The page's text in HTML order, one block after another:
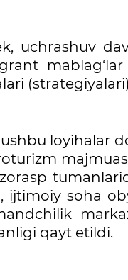
uchrashuv
loyihalar
ijtimoiy soha
qayt etildi.